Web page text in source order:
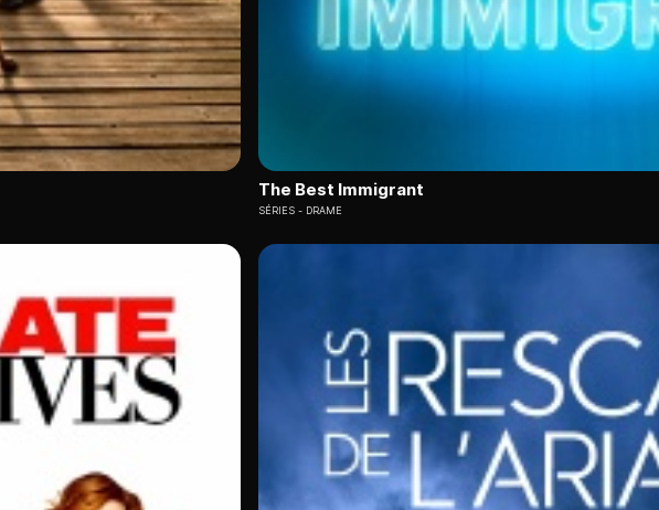
The Best Immigrant
SÉRIES DRAME